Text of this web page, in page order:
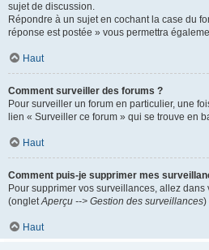
sujet de discussion.
Répondre à un sujet en cochant la case du
réponse est postée » vous permettra
Haut
Comment surveiller des forums ?
Pour surveiller un forum en particulier, une
lien « Surveiller ce forum » qui se trouve en
Haut
Comment puis-je supprimer mes
Pour supprimer vos surveillances, allez dans
(ongletAperçu --> Gestion des surveillances)
Haut